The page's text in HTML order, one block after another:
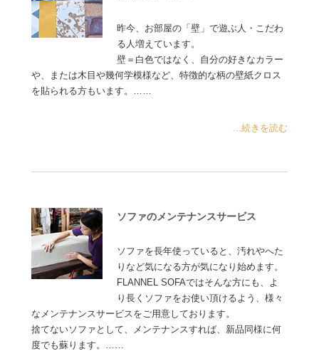
昨今、お部屋の「壁」で遊ぶ人・こだわ
る人増えています。
壁＝白色ではなく、自分の好きなカラー
や、または木目や幾何学模様など、特徴的な柄の壁紙クロス
を貼られる方もいます。……
...続きを読む
ソファのメンテナンスサービス
ソファを長年使っていると、汚れやへた
りなど気になる方が気になり始めます。
FLANNEL SOFAではそんな方にも、よ
り長くソファをお使い頂けるよう、様々
なメンテナンスサービスをご用意しております。
捨てないソファとして、メンテナンスすれば、新品同様に何
度でも蘇ります。……